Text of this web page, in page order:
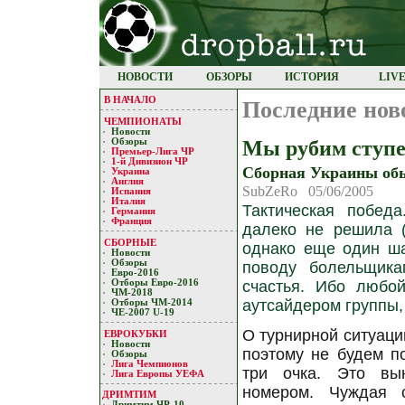
НОВОСТИ ОБЗОРЫ ИСТОРИЯ
В НАЧАЛО
ЧЕМПИОНАТЫ
Новости
Обзоры
Премьер-Лигa ЧР
1-й Дивизион ЧР
Украина
Англия
Испания
Италия
Германия
Франция
СБОРНЫЕ
Новости
Обзоры
Евро-2016
Отборы Евро-2016
ЧМ-2018
Отборы ЧМ-2014
ЧЕ-2007 U-19
ЕВРОКУБКИ
Новости
Обзоры
Лигa Чемпиoнoв
Лига Европы УЕФA
ДРИМТИМ
Последние
Мы рубим
Сборная Украины
SubZeRo 05/06/2005
Тактическая
далеко не решила
однако еще один
поводу
счастья. Ибо
аутсайдером
О турнирной
поэтому не будем
три очка. Это
номером. Чуждая